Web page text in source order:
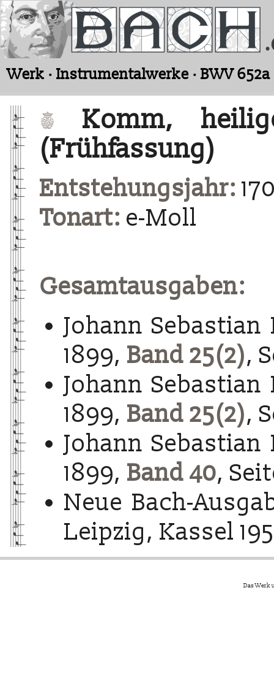
Werk · Instrumentalwerke · BWV 652a
Komm,
(Frühfassung)
Entstehungsjahr:
Tonart: e-Moll
Gesamtausgaben:
Johann Sebastian
1899, Band 25(2),
Johann Sebastian
1899, Band 25(2),
Johann Sebastian
1899, Band 40,
Neue Bach-
Leipzig, Kassel
Das Werk